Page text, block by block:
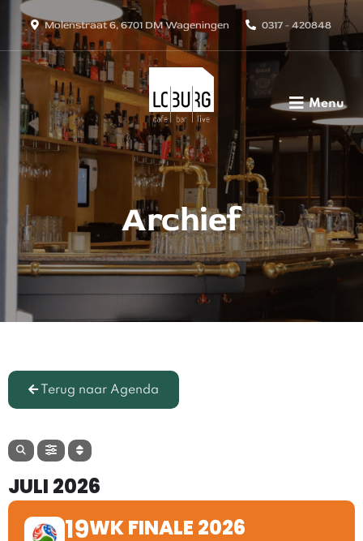
Molenstraat 6, 6701 DM Wageningen 0317 - 420848
Menu
Archief
Terug naar Agenda
JULI 2026
19WK FINALE 2026